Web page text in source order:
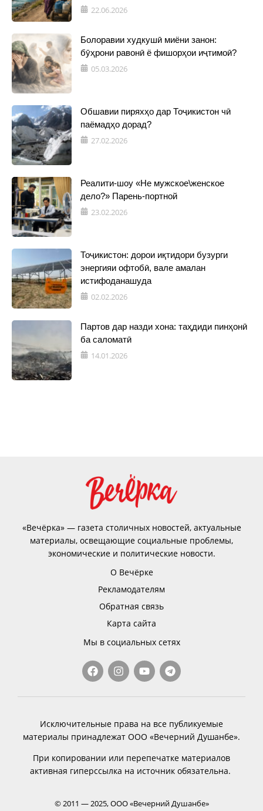
22.06.2026
Болоравии худкушӣ миёни занон:
бӯҳрони равонӣ ё фишорҳои иҷтимоӣ?
05.03.2026
Обшавии пиряхҳо дар Тоҷикистон чӣ
паёмадҳо дорад?
27.02.2026
Реалити-шоу «Не мужское\женское
дело?» Парень-портной
23.02.2026
Тоҷикистон: дорои иқтидори бузурги
энергияи офтобӣ, вале амалан
истифоданашуда
02.02.2026
Партов дар назди хона: таҳдиди пинҳонӣ
ба саломатӣ
14.01.2026
«Вечёрка» — газета столичных новостей, актуальные
материалы, освещающие социальные проблемы,
экономические и политические новости.
О Вечёрке
Рекламодателям
Обратная связь
Карта сайта
Мы в социальных сетях
Исключительные права на все публикуемые
материалы принадлежат ООО «Вечерний Душанбе».
При копировании или перепечатке материалов
активная гиперссылка на источник обязательна.
© 2011 — 2025, ООО «Вечерний Душанбе»